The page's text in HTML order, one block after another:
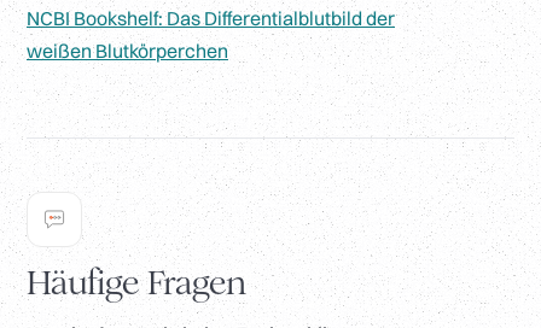
NCBI Bookshelf: Das Differentialblutbild der
weißen Blutkörperchen
Häufige Fragen